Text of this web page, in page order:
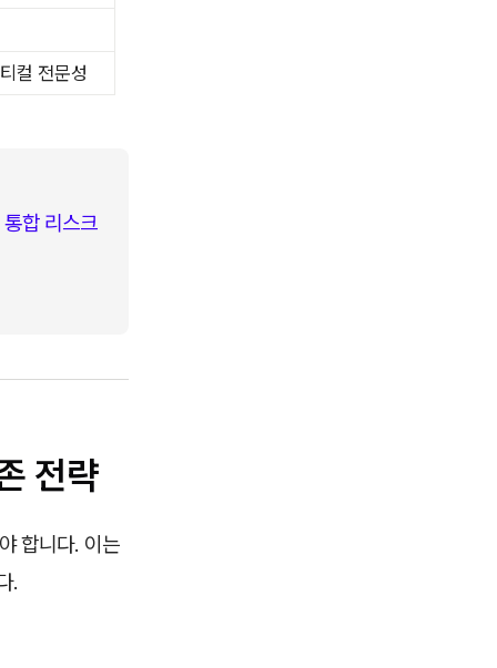
컬 전문성
합 리스크
전략
합니다. 이는
.